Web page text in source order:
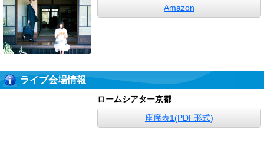
Amazon
ライブ会場情報
ロームシアター京都
座席表1(PDF形式)